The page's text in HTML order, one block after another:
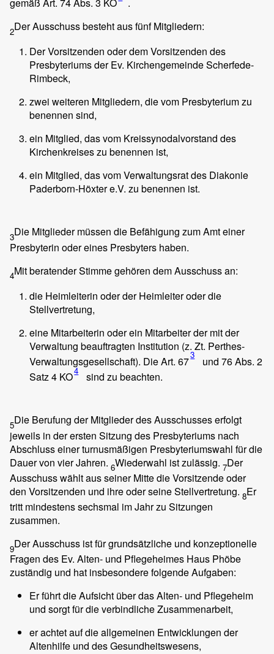
gemäß Art. 74 Abs. 3 KO .
2Der Ausschuss besteht aus fünf Mitgliedern:
Der Vorsitzenden oder dem Vorsitzenden des
Presbyteriums der Ev. Kirchengemeinde Scherfede-
Rimbeck,
zwei weiteren Mitgliedern, die vom Presbyterium zu
benennen sind,
ein Mitglied, das vom Kreissynodalvorstand des
Kirchenkreises zu benennen ist,
ein Mitglied, das vom Verwaltungsrat des Diakonie
Paderborn-Höxter e.V. zu benennen ist.
3Die Mitglieder müssen die Befähigung zum Amt einer
Presbyterin oder eines Presbyters haben.
4Mit beratender Stimme gehören dem Ausschuss an:
die Heimleiterin oder der Heimleiter oder die
Stellvertretung,
eine Mitarbeiterin oder ein Mitarbeiter der mit der
Verwaltung beauftragten Institution (z. Zt. Perthes-
Verwaltungsgesellschaft). Die Art. 673
und 76 Abs. 2
Satz 4 KO4 sind zu beachten.
5Die Berufung der Mitglieder des Ausschusses erfolgt
jeweils in der ersten Sitzung des Presbyteriums nach
Abschluss einer turnusmäßigen Presbyteriumswahl für die
Dauer von vier Jahren. 6Wiederwahl ist zulässig. 7Der
Ausschuss wählt aus seiner Mitte die Vorsitzende oder
den Vorsitzenden und ihre oder seine Stellvertretung. 8Er
tritt mindestens sechsmal im Jahr zu Sitzungen
zusammen.
9Der Ausschuss ist für grundsätzliche und konzeptionelle
Fragen des Ev. Alten- und Pflegeheimes Haus Phöbe
zuständig und hat insbesondere folgende Aufgaben:
Er führt die Aufsicht über das Alten- und Pflegeheim
und sorgt für die verbindliche Zusammenarbeit,
er achtet auf die allgemeinen Entwicklungen der
Altenhilfe und des Gesundheitswesens,